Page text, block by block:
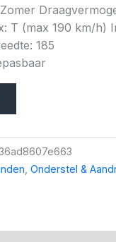
T (max 190 km/h)
185
Onderstel &